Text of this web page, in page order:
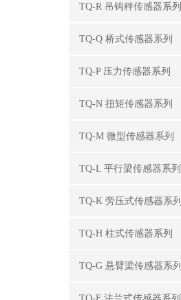
TQ-R 吊钩秤传感器系列
TQ-Q 桥式传感器系列
TQ-P 压力传感器系列
TQ-N 扭矩传感器系列
TQ-M 微型传感器系列
TQ-L 平行梁传感器系列
TQ-K 旁压式传感器系列
TQ-H 柱式传感器系列
TQ-G 悬臂梁传感器系列